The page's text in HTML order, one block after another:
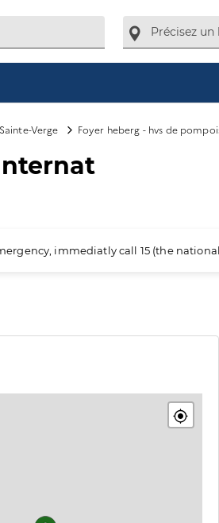
Sainte-Verge Foyer heberg - hvs de
immediatly call 15 (the